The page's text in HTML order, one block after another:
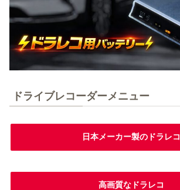
ドライブレコーダーメニュー
日本メーカー製のドラレコ
高画質なドラレコ